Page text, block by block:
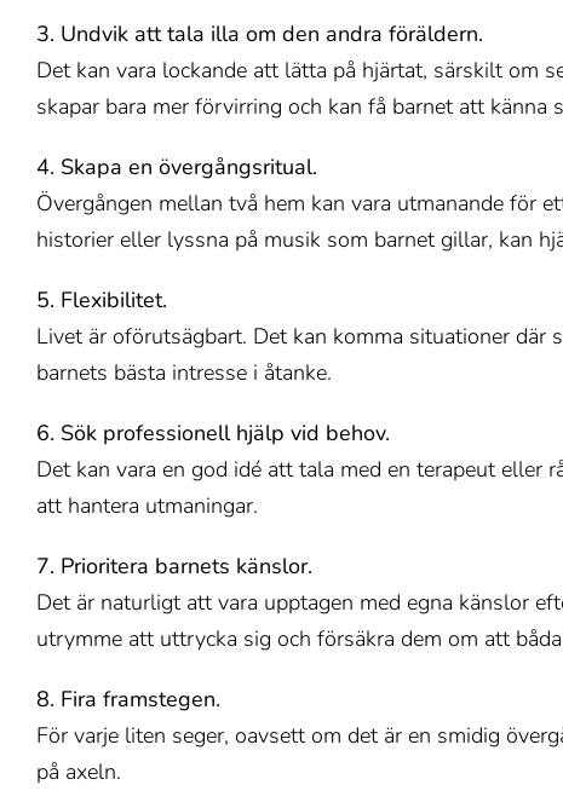
3. Undvik att tala illa om den andra föräldern.
Det kan vara lockande att lätta på hjärtat, särskilt om
skapar bara mer förvirring och kan få barnet att känna
4. Skapa en övergångsritual.
Övergången mellan två hem kan vara utmanande för
historier eller lyssna på musik som barnet gillar, kan
5. Flexibilitet.
Livet är oförutsägbart. Det kan komma situationer där
barnets bästa intresse i åtanke.
6. Sök professionell hjälp vid behov.
Det kan vara en god idé att tala med en terapeut eller
att hantera utmaningar.
7. Prioritera barnets känslor.
Det är naturligt att vara upptagen med egna känslor
utrymme att uttrycka sig och försäkra dem om att
8. Fira framstegen.
För varje liten seger, oavsett om det är en smidig
på axeln.